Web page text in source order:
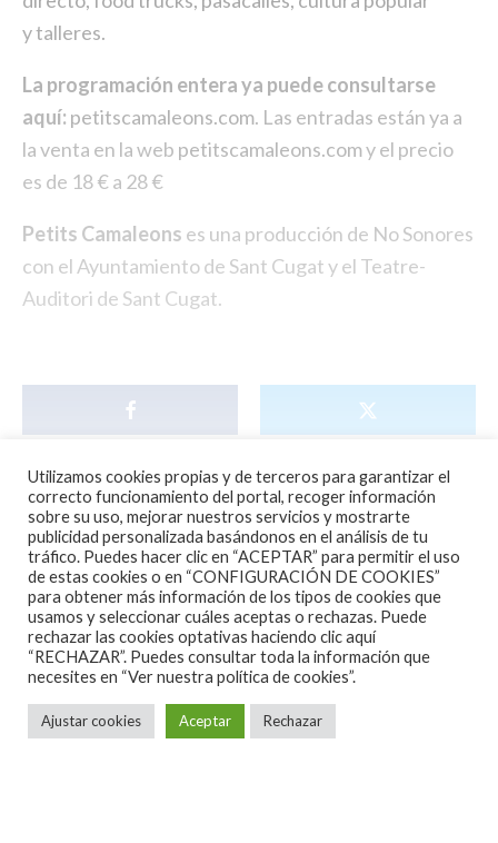
y talleres.
La programación entera ya puede consultarse
aquí: petitscamaleons.com. Las entradas están ya a
la venta en la web petitscamaleons.comy el precio
es de 18 € a 28 €
Petits Camaleons es una producción de No Sonores
con el Ayuntamiento de Sant Cugat y el Teatre-
Auditori de Sant Cugat.
Noticias · 1 Minuto de lectura
Utilizamos cookies propias y de terceros para garantizar el
correcto funcionamiento del portal, recoger información
sobre su uso, mejorar nuestros servicios y mostrarte
publicidad personalizada basándonos en el análisis de tu
tráfico. Puedes hacer clic en “ACEPTAR” para permitir el uso
de estas cookies o en “CONFIGURACIÓN DE COOKIES”
para obtener más información de los tipos de cookies que
usamos y seleccionar cuáles aceptas o rechazas. Puede
rechazar las cookies optativas haciendo clic aquí
“RECHAZAR”. Puedes consultar toda la información que
necesites en “Ver nuestra política de cookies”.
Ajustar cookies Aceptar Rechazar